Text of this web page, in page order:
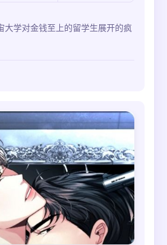
大学对金钱至上的留学生展开的疯